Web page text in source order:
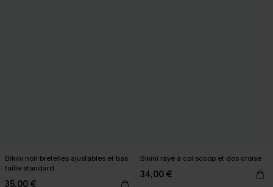
Bikini noir bretelles ajustables et bas
taille standard
35,00 €
Bikini rayé à col scoop et dos croisé
34,00 €